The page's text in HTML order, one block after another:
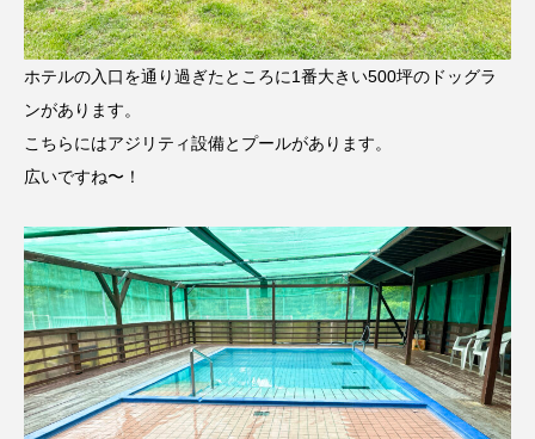
ホテルの入口を通り過ぎたところに1番大きい500坪のドッグラ
ンがあります。
こちらにはアジリティ設備とプールがあります。
広いですね〜！